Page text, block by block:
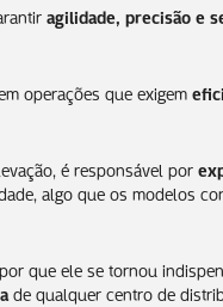
agilidade, precisão e
operações que exigem
é responsável por
algo que os modelos
que ele se tornou
de qualquer centro de